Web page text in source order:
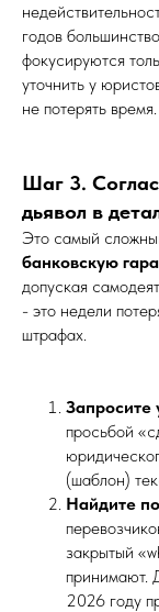
годов
фокусируются
уточнить у
не потерять время.
Шаг 3.
дьявол в
Это самый
банковскую
допуская
- это недели
штрафах.
Запросите
просьбой
(шаблон)
Найдите
закрытый
принимают.
2026 году